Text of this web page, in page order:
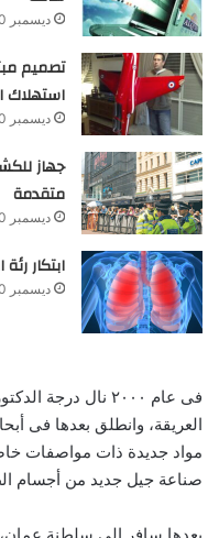
ديسمبر 10, 2025
استهلاك
ديسمبر 10, 2025
جهاز
متقدمة
ديسمبر 10, 2025
ابتكار
ديسمبر 10, 2025
فى عام ٢٠٠٠ نال
العريقة، وانطلق بعدها فى
مواد جديدة ذات مواصفات
صناعة جيل جديد من أجسام
بعدها سافر إلى سلطنة